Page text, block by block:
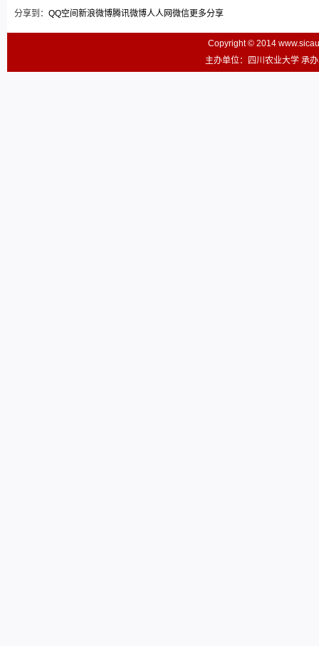
分享到： QQ空间 新浪微博腾讯微博人人网微信更多分享
Copyright © 2014
主办单位：四川农业大学 承